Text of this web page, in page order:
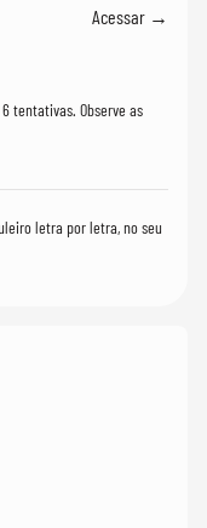
Acessar →
tentativas. Observe as
letra por letra, no seu